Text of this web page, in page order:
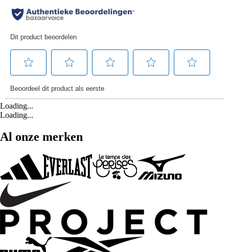
Loading...
Loading...
Al onze merken